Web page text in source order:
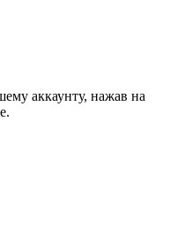
аккаунту, нажав на